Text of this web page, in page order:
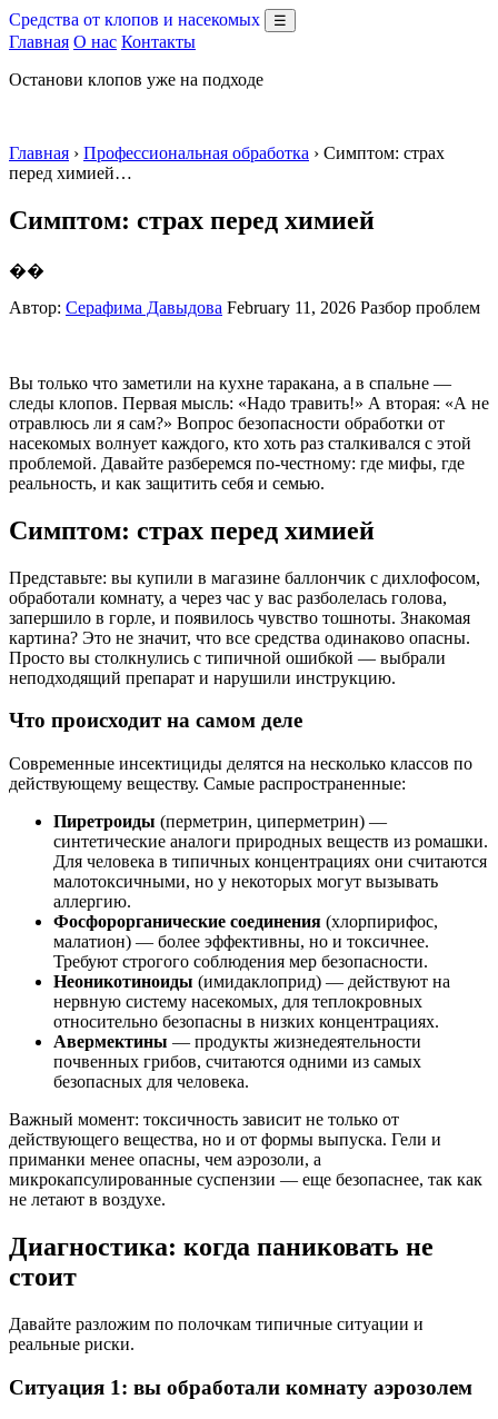
Средства от клопов и насекомых ☰
Главная О нас Контакты
Останови клопов уже на подходе
Главная › Профессиональная обработка › Симптом: страх
перед химией…
Симптом: страх перед химией
��
Автор: Серафима Давыдова February 11, 2026 Разбор проблем
Вы только что заметили на кухне таракана, а в спальне —
следы клопов. Первая мысль: «Надо травить!» А вторая: «А не
отравлюсь ли я сам?» Вопрос безопасности обработки от
насекомых волнует каждого, кто хоть раз сталкивался с этой
проблемой. Давайте разберемся по-честному: где мифы, где
реальность, и как защитить себя и семью.
Симптом: страх перед химией
Представьте: вы купили в магазине баллончик с дихлофосом,
обработали комнату, а через час у вас разболелась голова,
запершило в горле, и появилось чувство тошноты. Знакомая
картина? Это не значит, что все средства одинаково опасны.
Просто вы столкнулись с типичной ошибкой — выбрали
неподходящий препарат и нарушили инструкцию.
Что происходит на самом деле
Современные инсектициды делятся на несколько классов по
действующему веществу. Самые распространенные:
Пиретроиды (перметрин, циперметрин) —
синтетические аналоги природных веществ из ромашки.
Для человека в типичных концентрациях они считаются
малотоксичными, но у некоторых могут вызывать
аллергию.
Фосфорорганические соединения (хлорпирифос,
малатион) — более эффективны, но и токсичнее.
Требуют строгого соблюдения мер безопасности.
Неоникотиноиды (имидаклоприд) — действуют на
нервную систему насекомых, для теплокровных
относительно безопасны в низких концентрациях.
Авермектины — продукты жизнедеятельности
почвенных грибов, считаются одними из самых
безопасных для человека.
Важный момент: токсичность зависит не только от
действующего вещества, но и от формы выпуска. Гели и
приманки менее опасны, чем аэрозоли, а
микрокапсулированные суспензии — еще безопаснее, так как
не летают в воздухе.
Диагностика: когда паниковать не
стоит
Давайте разложим по полочкам типичные ситуации и
реальные риски.
Ситуация 1: вы обработали комнату аэрозолем